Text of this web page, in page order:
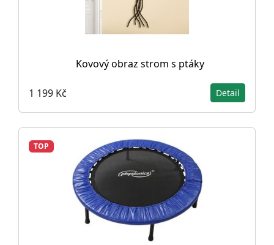
Kovový obraz strom s ptáky
1 199 Kč Detail
TOP